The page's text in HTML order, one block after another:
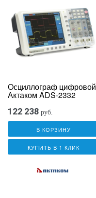
Осциллограф цифровой
Актаком ADS-2332
122 238 руб.
В КОРЗИНУ
КУПИТЬ В 1 КЛИК